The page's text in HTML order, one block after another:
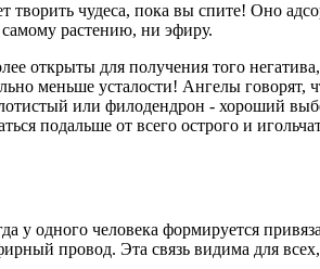
творить чудеса, пока вы спите! Оно
растению, ни эфиру.
открыты для получения того
меньше усталости! Ангелы говорят,
или филодендрон - хороший
подальше от всего острого и
одного человека формируется
провод. Эта связь видима для